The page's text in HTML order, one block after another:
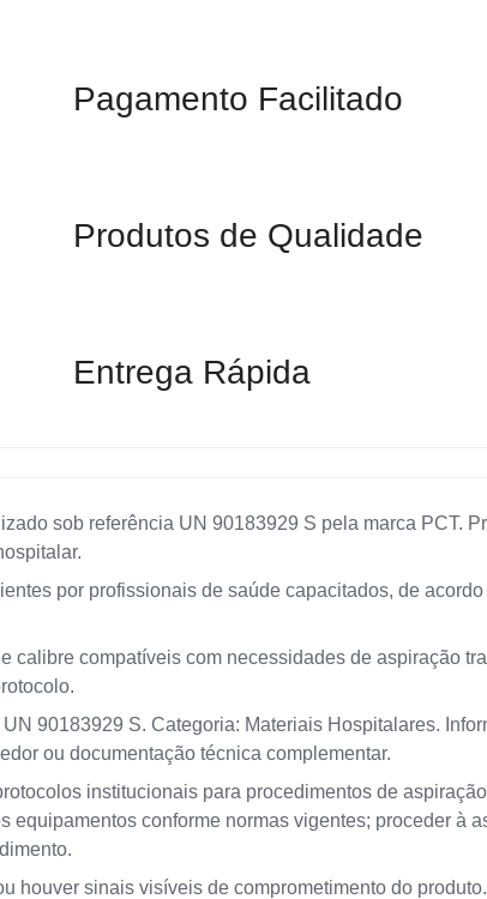
Pagamento Facilitado
Produtos de Qualidade
Entrega Rápida
sob referência UN 90183929 S pela marca PCT.
por profissionais de saúde capacitados, de
calibre compatíveis com necessidades de aspiração
90183929 S. Categoria: Materiais Hospitalares.
ou documentação técnica complementar.
institucionais para procedimentos de
conforme normas vigentes; proceder à
houver sinais visíveis de comprometimento do